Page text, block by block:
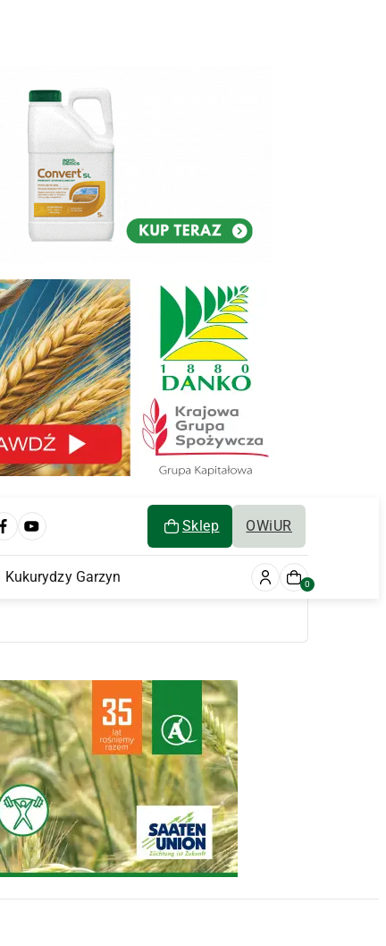
Sklep OWiUR
Kukurydzy Garzyn 0